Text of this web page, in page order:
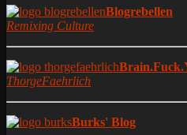
Blogrebellen
Remixing Culture
ThorgeFaehrlich
Burks' Blog